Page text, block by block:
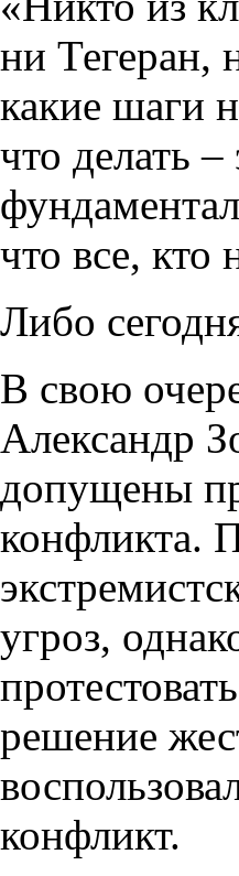
ни Тегеран,
какие шаги
что делать
что все, кто
Либо
В свою
Александр
допущены
конфликта.
угроз,
решение
конфликт.